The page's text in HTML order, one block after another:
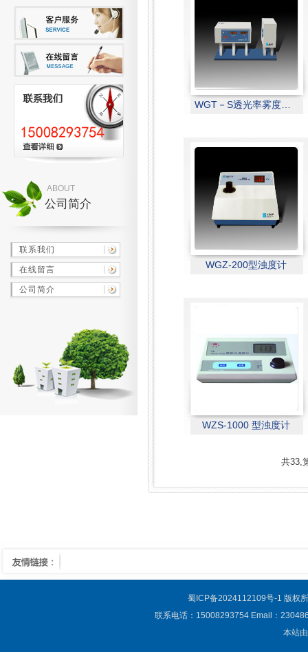
公司简介
ABOUT
联系我们
在线留言
公司简介
WGZ-200型浊度计
WZS-1000 型浊度计
共33,
蜀ICP备2024112109号-1 版权
联系电话：15008293754 Email：
本站由